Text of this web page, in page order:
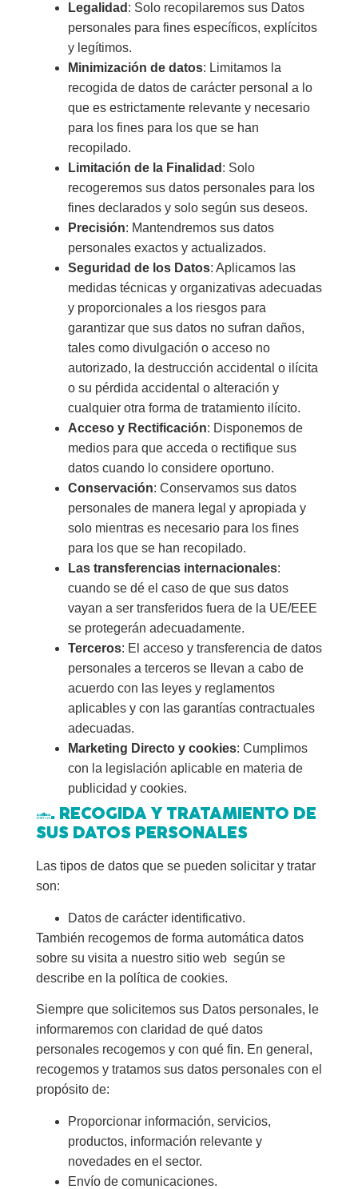
Legalidad : Solo recopilaremos sus Datos
personales para fines específicos, explícitos
y legítimos.
Minimización de datos: Limitamos la
recogida de datos de carácter personal a lo
que es estrictamente relevante y necesario
para los fines para los que se han
recopilado.
Limitación de la Finalidad : Solo
recogeremos sus datos personales para los
fines declarados y solo según sus deseos.
Precisión: Mantendremos sus datos
personales exactos y actualizados.
Seguridad de los Datos: Aplicamos las
medidas técnicas y organizativas adecuadas
y proporcionales a los riesgos para
garantizar que sus datos no sufran daños,
tales como divulgación o acceso no
autorizado, la destrucción accidental o ilícita
o su pérdida accidental o alteración y
cualquier otra forma de tratamiento ilícito.
Acceso y Rectificación: Disponemos de
medios para que acceda o rectifique sus
datos cuando lo considere oportuno.
Conservación: Conservamos sus datos
personales de manera legal y apropiada y
solo mientras es necesario para los fines
para los que se han recopilado.
Las transferencias internacionales:
cuando se dé el caso de que sus datos
vayan a ser transferidos fuera de la UE/EEE
se protegerán adecuadamente.
Terceros: El acceso y transferencia de datos
personales a terceros se llevan a cabo de
acuerdo con las leyes y reglamentos
aplicables y con las garantías contractuales
adecuadas.
Marketing Directo y cookies: Cumplimos
con la legislación aplicable en materia de
publicidad y cookies.
4. RECOGIDA Y TRATAMIENTO DE
SUS DATOS PERSONALES
Las tipos de datos que se pueden solicitar y tratar
son:
Datos de carácter identificativo.
También recogemos de forma automática datos
sobre su visita a nuestro sitio web según se
describe en la política de cookies.
Siempre que solicitemos sus Datos personales, le
informaremos con claridad de qué datos
personales recogemos y con qué fin. En general,
recogemos y tratamos sus datos personales con el
propósito de:
Proporcionar información, servicios,
productos, información relevante y
novedades en el sector.
Envío de comunicaciones.